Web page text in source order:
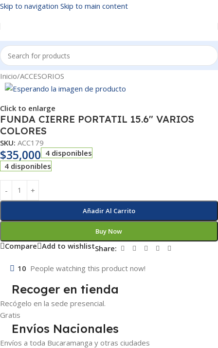
Skip to navigation Skip to main content
Inicio/ACCESORIOS
Click to enlarge
FUNDA CIERRE PORTATIL 15.6″ VARIOS
COLORES
SKU: ACC179
$35,000 4 disponibles
4 disponibles
Añadir Al Carrito
Buy Now
Compare Add to wishlistShare:
10 People watching this product now!
Recoger en tienda
Recógelo en la sede presencial.
Gratis
Envíos Nacionales
Envíos a toda Bucaramanga y otras ciudades